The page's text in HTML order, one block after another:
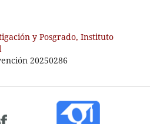
y Posgrado, Instituto
20250286